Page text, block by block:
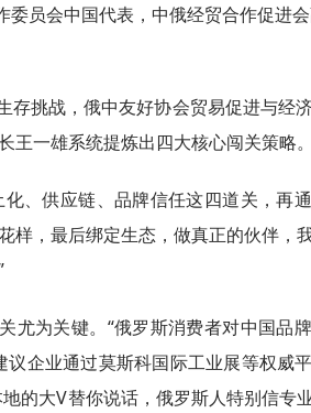
委员会中国代表，中俄经贸合作促进
存挑战，俄中友好协会贸易促进与经
一雄系统提炼出四大核心闯关策略。
、供应链、品牌信任这四道关，再
样，最后绑定生态，做真正的伙伴，
尤为关键。“俄罗斯消费者对中国品
企业通过莫斯科国际工业展等权威
的大V替你说话，俄罗斯人特别信专